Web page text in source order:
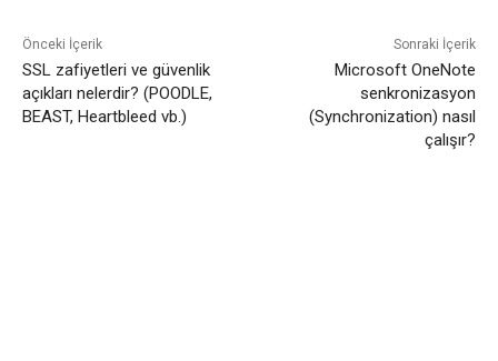
Önceki İçerik
SSL zafiyetleri ve güvenlik
açıkları nelerdir? (POODLE,
BEAST, Heartbleed vb.)
Sonraki İçerik
Microsoft OneNote
senkronizasyon
(Synchronization) nasıl
çalışır?